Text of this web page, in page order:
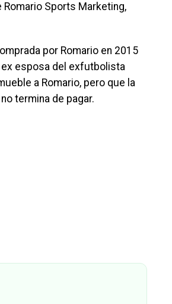
Sports Marketing,
por Romario en 2015
ex esposa del exfutbolista
a Romario, pero que la
termina de pagar.